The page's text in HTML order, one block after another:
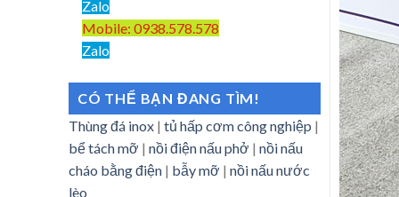
Zalo
Mobile: 0938.578.578
Zalo
CÓ THỂ BẠN ĐANG TÌM!
Thùng đá inox | tủ hấp cơm công nghiệp |
bể tách mỡ | nồi điện nấu phở | nồi nấu
cháo bằng điện | bẫy mỡ | nồi nấu nước
lèo